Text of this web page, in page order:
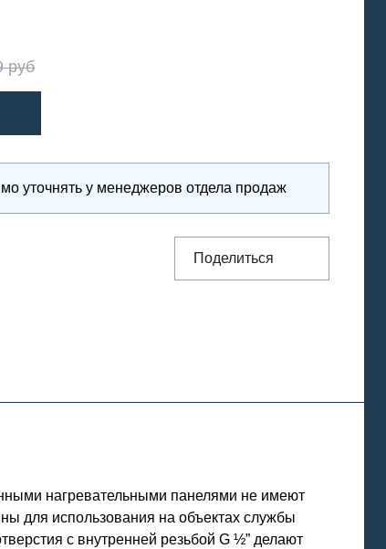
руб
уточнять у менеджеров отдела продаж
Поделиться
нагревательными панелями не имеют
для использования на объектах службы
с внутренней резьбой G ½” делают